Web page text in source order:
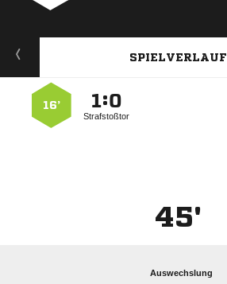
SPIELVERLAUF
:
Strafstoßtor
16’
45'
Auswechslung